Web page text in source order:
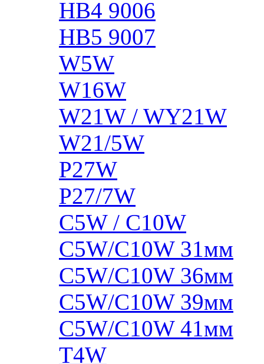
HB4 9006
HB5 9007
W5W
W16W
W21W / WY21W
W21/5W
P27W
P27/7W
C5W / C10W
C5W/C10W 31мм
C5W/C10W 36мм
C5W/C10W 39мм
C5W/C10W 41мм
T4W